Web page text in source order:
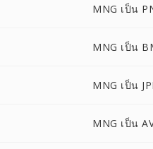
MNG เป็น
MNG เป็น
MNG เป็น
MNG เป็น